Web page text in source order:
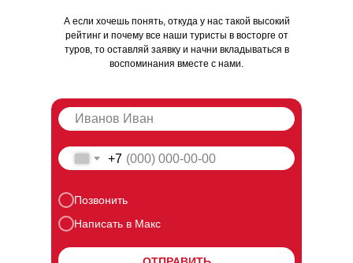
А если хочешь понять, откуда у нас такой высокий
рейтинг и почему все наши туристы в восторге от
туров, то оставляй заявку и начни вкладываться в
воспоминания вместе с нами.
+7
Позвонить
Написать в Макс